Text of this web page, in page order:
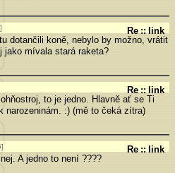
Re :: link
dotančili koně, nebylo by možno, vrátit
jako mívala stará raketa?
Re :: link
to je jedno. Hlavně ať se Ti
narozeninám. :) (mě to čeká zítra)
Re :: link
A jedno to není ????